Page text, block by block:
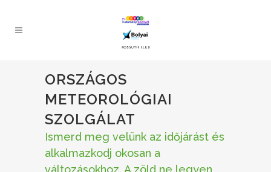
ORSZÁGOS
METEOROLÓGIAI
SZOLGÁLAT
Ismerd meg velünk az időjárást és
alkalmazkodj okosan a
változásokhoz. A zöld ne legyen